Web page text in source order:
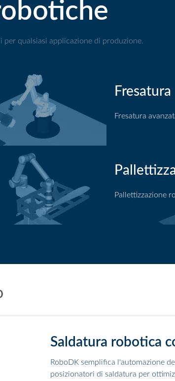
qualsiasi applicazione di produzione.
Fresatura
Fresatura
Pallettizzazione
Applicazione
Saldatura robotica
RoboDK semplifica l'automazione
posizionatori di saldatura per